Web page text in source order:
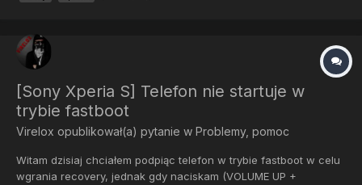
[Sony Xperia S] Telefon nie startuje w
trybie fastboot
Virelox opublikował(a) pytanie w Problemy, pomoc
Witam dzisiaj chciałem podpiąc telefon w trybie fastboot w celu
wgrania recovery, jednak gdy naciskam (VOLUME UP +